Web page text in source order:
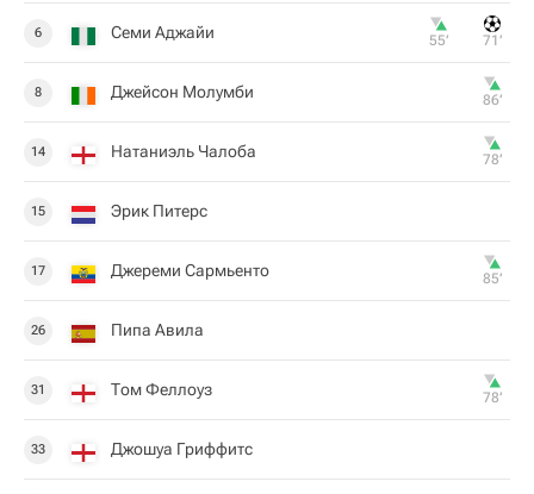
6 Семи Аджайи 55‎’‎ 71‎’‎
8 Джейсон Молумби 86‎’‎
14 Натаниэль Чалоба 78‎’‎
15 Эрик Питерс
17 Джереми Сармьенто 85‎’‎
26 Пипа Авила
31 Том Феллоуз 78‎’‎
33 Джошуа Гриффитс